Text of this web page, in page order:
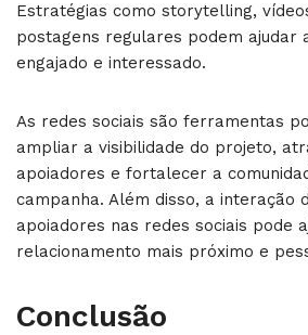
Estratégias como storytelling,
postagens regulares podem ajudar
engajado e interessado.
As redes sociais são ferramentas
ampliar a visibilidade do projeto,
apoiadores e fortalecer a
campanha. Além disso, a interação
apoiadores nas redes sociais pode
relacionamento mais próximo e
Conclusão